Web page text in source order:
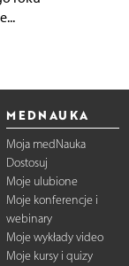
MEDNAUKA
Moja medNauka
Dostosuj
Moje ulubione
Moje konferencje i
webinary
Moje wykłady video
Moje kursy i quizy